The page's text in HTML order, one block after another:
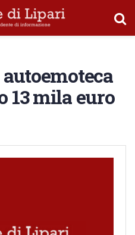
13 mila euro